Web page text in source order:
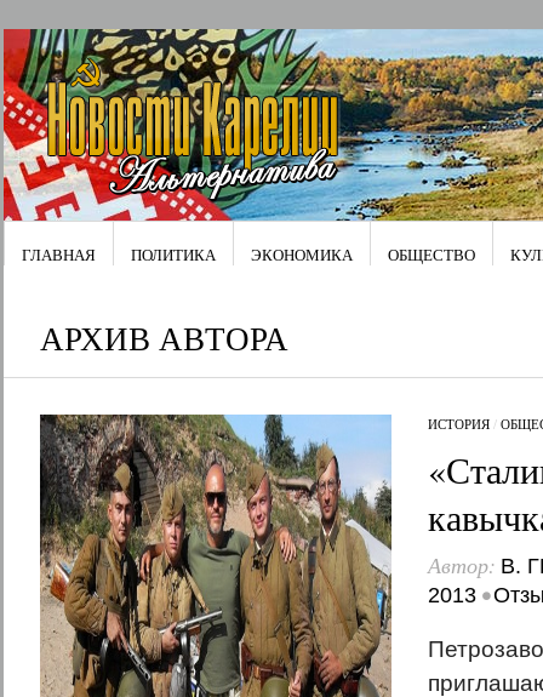
ГЛАВНАЯ ПОЛИТИКА ЭКОНОМИКА ОБЩЕСТВО
АРХИВ АВТОРА
ИСТОРИЯ/
Автор: В.
2013 •